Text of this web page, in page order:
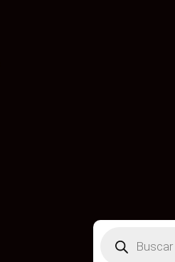
productos